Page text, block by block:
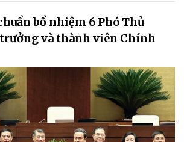
bổ nhiệm 6 Phó Thủ
và thành viên Chính